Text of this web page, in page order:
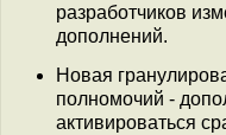
разработчиков
дополнений.
Новая
полномочий -
активироваться